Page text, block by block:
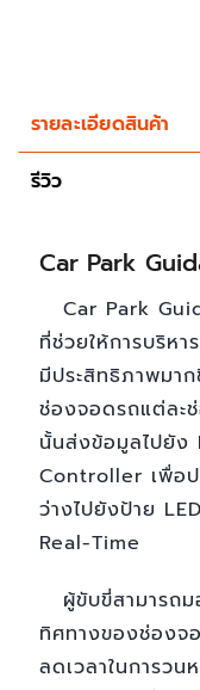
รายละเอียดสินค้า
รีวิว
Car Park
Car Park
ที่ช่วยให้การบริหา
มีประสิทธิภาพมา
ช่องจอดรถแต่ละ
นั้นส่งข้อมูลไปยัง
Controller เพื่อป
ว่างไปยังป้าย
Real-Time
ผู้ขับขี่สามารถ
ทิศทางของช่องจ
ลดเวลาในการว